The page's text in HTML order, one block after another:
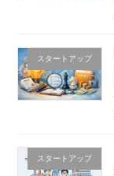
スタートアップ
スタートアップ